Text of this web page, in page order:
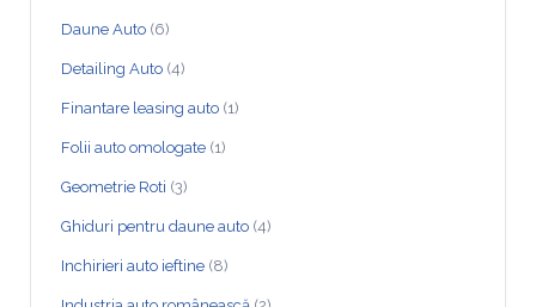
Daune Auto (6)
Detailing Auto (4)
Finantare leasing auto (1)
Folii auto omologate (1)
Geometrie Roti (3)
Ghiduri pentru daune auto (4)
Inchirieri auto ieftine (8)